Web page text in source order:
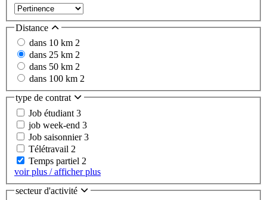
Distance
dans 10 km 2
dans 25 km 2
dans 50 km 2
dans 100 km 2
type de contrat
Job étudiant 3
job week-end 3
Job saisonnier3
Télétravail 2
Temps partiel 2
voir plus / afficher plus
secteur d'activité